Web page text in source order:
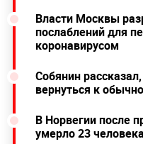
Власти Москвы
послаблений для
коронавирусом
Собянин
вернуться к
В Норвегии после
умерло 23 человека